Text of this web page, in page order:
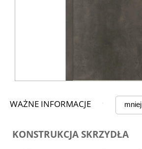
WAŻNE INFORMACJE mniej
KONSTRUKCJA SKRZYDŁA